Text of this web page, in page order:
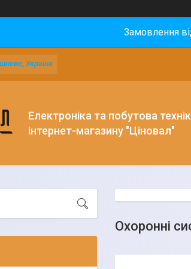
Замовлення
Україна
Електроніка та побутова
інтернет-магазину "Ціновал"
Охоронні